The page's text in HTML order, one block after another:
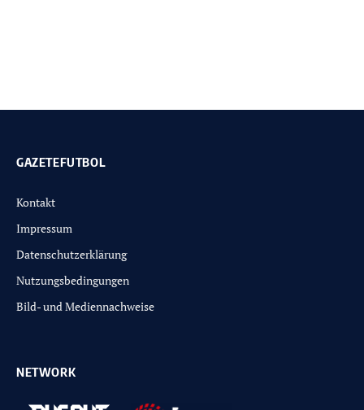
GAZETEFUTBOL
Kontakt
Impressum
Datenschutzerklärung
Nutzungsbedingungen
Bild- und Mediennachweise
NETWORK